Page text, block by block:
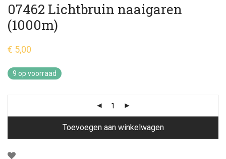
07462 Lichtbruin naaigaren
(1000m)
€ 5,00
9 op voorraad
Toevoegen aan winkelwagen